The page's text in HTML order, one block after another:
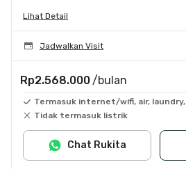
Lihat Detail
Jadwalkan Visit
Rp2.568.000 /bulan
Termasuk internet/wifi, air,
Tidak termasuk listrik
Chat Rukita